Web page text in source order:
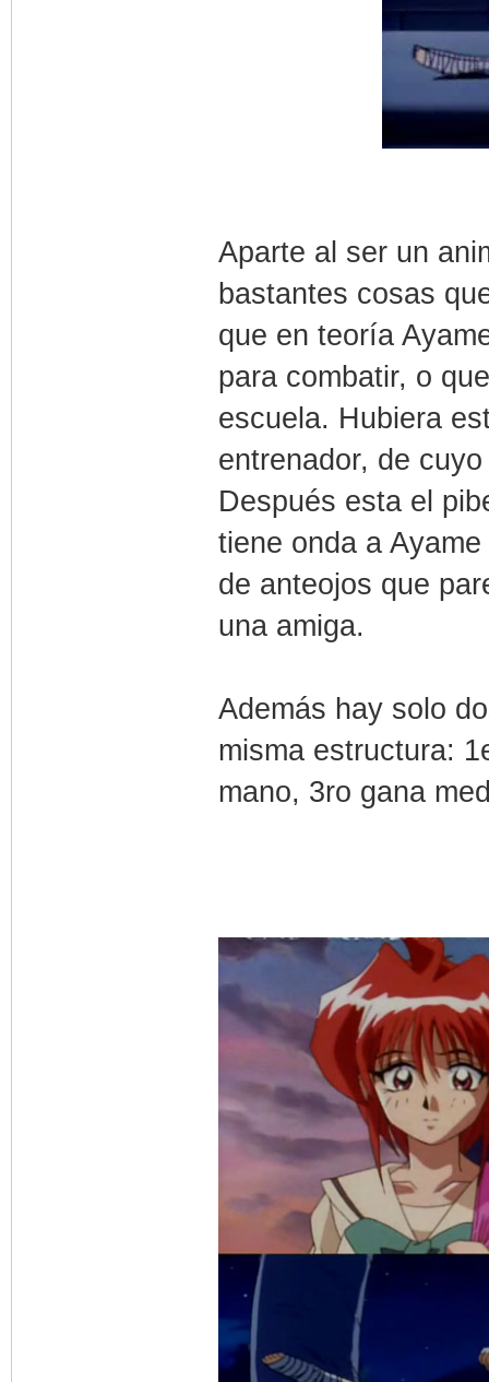
Aparte al ser un
bastantes cosas
que en teoría
para combatir, o
escuela. Hubiera
entrenador, de
Después esta el
tiene onda a
de anteojos que
una amiga.
Además hay solo
misma estructura:
mano, 3ro gana